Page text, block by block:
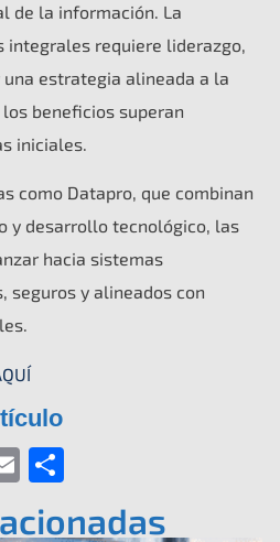
de la información. La
integrales requiere liderazgo,
estrategia alineada a la
beneficios superan
iniciales.
como Datapro, que combinan
y desarrollo tecnológico, las
hacia sistemas
seguros y alineados con
Email